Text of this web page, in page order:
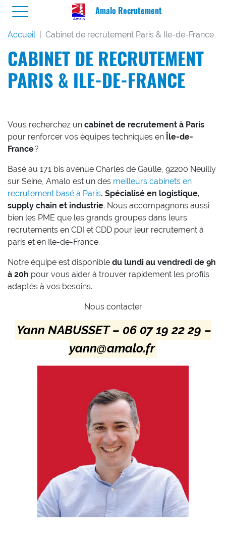
Amalo Recrutement
Accueil Cabinet de recrutement Paris & Ile-de-France
CABINET DE RECRUTEMENT
PARIS & ILE-DE-FRANCE
Vous recherchez un cabinet de recrutement à Paris
pour renforcer vos équipes techniques en Île-de-
France?
Basé au 171 bis avenue Charles de Gaulle, 92200 Neuilly
sur Seine, Amalo est un des meilleurs cabinets en
recrutement basé à Paris. Spécialisé en logistique,
supply chain et industrie. Nous accompagnons aussi
bien les PME que les grands groupes dans leurs
recrutements en CDI et CDD pour leur recrutement à
paris et en Ile-de-France.
Notre équipe est disponible du lundi au vendredi de 9h
à 20h pour vous aider à trouver rapidement les profils
adaptés à vos besoins.
Nous contacter
Yann NABUSSET – 06 07 19 22 29 –
yann@amalo.fr